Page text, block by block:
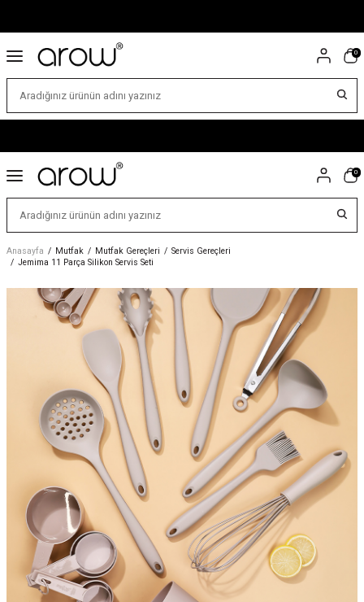
0
0
Anasayfa / Mutfak / Mutfak Gereçleri / Servis Gereçleri
/ Jemima 11 Parça Silikon Servis Seti